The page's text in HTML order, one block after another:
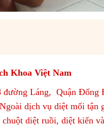
Khoa Việt Nam
đường Láng, Quận Đống
dịch vụ diệt mối tận
diệt ruồi, diệt kiến